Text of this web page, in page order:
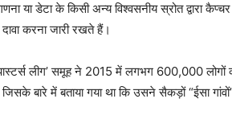
या डेटा के किसी अन्य विश्वसनीय स्रोत द्वारा
करना जारी रखते हैं।
लीग’ समूह ने 2015 में लगभग 600,000 लोगों
बारे में बताया गया था कि उसने सैकड़ों “ईसा